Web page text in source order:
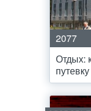
2077
Отдых:
путевку